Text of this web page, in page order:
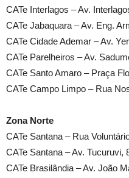
CATe Interlagos – Av.
CATe Jabaquara – Av. Eng.
CATe Cidade Ademar – Av.
CATe Parelheiros – Av.
CATe Santo Amaro – Praça
CATe Campo Limpo – Rua
Zona Norte
CATe Santana – Rua
CATe Santana – Av. Tucuruvi,
CATe Brasilândia – Av. João